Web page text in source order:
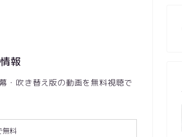
報
・吹き替え版の動画を無料視聴で
無料